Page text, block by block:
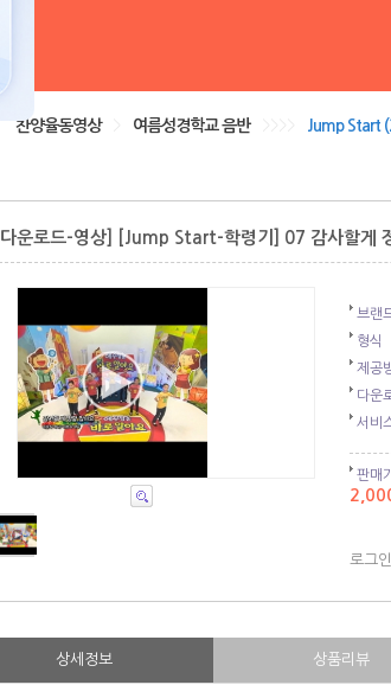
찬양율동영상 여름성경학교 음반 Jump Start
[다운로드-영상] [Jump Start-학령기] 07 감사할게
브랜
형식
제공
다운
서비
판매
로그
상세정보 상품리뷰